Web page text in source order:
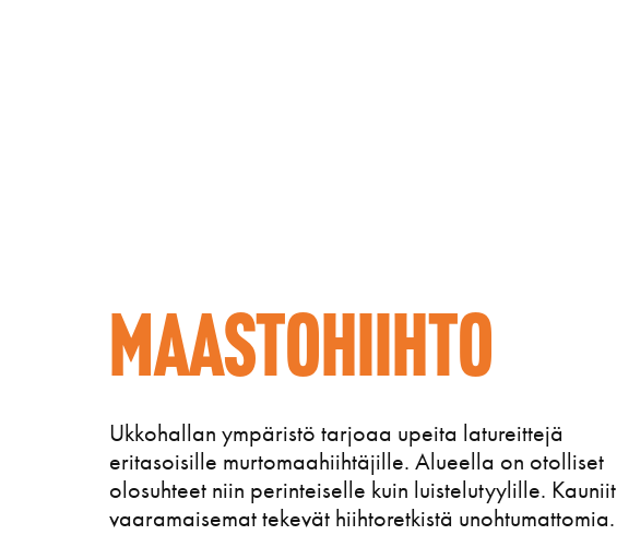
Maastohiihto
Ukkohallan ympäristö tarjoaa upeita latureittejä
eritasoisille murtomaahiihtäjille. Alueella on otolliset
olosuhteet niin perinteiselle kuin luistelutyylille. Kauniit
vaaramaisemat tekevät hiihtoretkistä unohtumattomia.